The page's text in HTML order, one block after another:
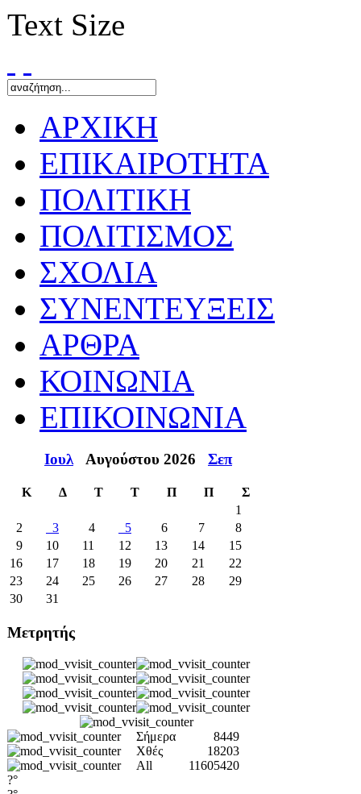
Text Size
ΑΡΧΙΚΗ
ΕΠΙΚΑΙΡΟΤΗΤΑ
ΠΟΛΙΤΙΚΗ
ΠΟΛΙΤΙΣΜΟΣ
ΣΧΟΛΙΑ
ΣΥΝΕΝΤΕΥΞΕΙΣ
ΑΡΘΡΑ
ΚΟΙΝΩΝΙΑ
ΕΠΙΚΟΙΝΩΝΙΑ
Ιουλ Αυγούστου 2026 Σεπ
Κ Δ Τ Τ Π Π
Σ
1
2
3 4 5 6 7
8
9
10 11 12 13 14
15
16
17 18 19 20 21
22
23
24 25 26 27 28
29
30
31
Μετρητής
Σήμερα
8449
Χθές
18203
All
11605420
?°